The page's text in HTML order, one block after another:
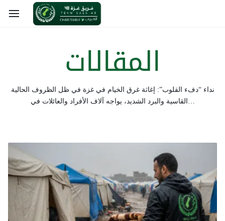
المقالات
نداء “دفء القلوب”: إغاثة غرق الخيام في غزة ​في ظل الظروف الحالية
القاسية والبرد الشديد، يواجه آلاف الأفراد والعائلات في…